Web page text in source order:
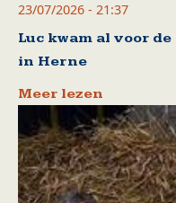
23/07/2026 - 21:37
Luc kwam al voor
in Herne
Meer lezen